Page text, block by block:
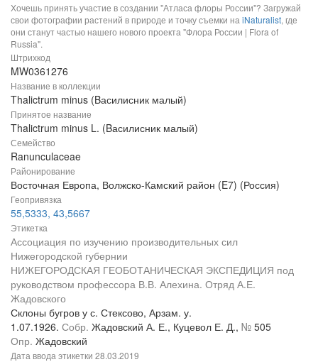
Хочешь принять участие в создании "Атласа флоры России"? Загружай
свои фотографии растений в природе и точку съемки на iNaturalist, где
они станут частью нашего нового проекта "Флора России | Flora of
Russia".
Штрихкод
MW0361276
Название в коллекции
Thalictrum minus (Bасилисник малый)
Принятое название
Thalictrum minus L. (Bасилисник малый)
Семейство
Ranunculaceae
Районирование
Восточная Европа, Волжско-Камский район (E7) (Россия)
Геопривязка
55,5333, 43,5667
Этикетка
Ассоциация по изучению производительных сил
Нижегородской губернии
НИЖЕГОРОДСКАЯ ГЕОБОТАНИЧЕСКАЯ ЭКСПЕДИЦИЯ под
руководством профессора В.В. Алехина. Отряд А.Е.
Жадовского
Склоны бугров у с. Стексово, Арзам. у.
1.07.1926. Собр. Жадовский А. Е., Куцевол Е. Д., № 505
Опр. Жадовский
Дата ввода этикетки 28.03.2019